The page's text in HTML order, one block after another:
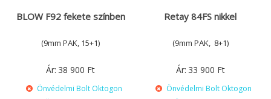
BLOW F92 fekete színben
(9mm PAK, 15+1)
Ár: 38 900 Ft
Önvédelmi Bolt Oktogon
Retay 84FS nikkel
(9mm PAK, 8+1)
Ár: 33 900 Ft
Önvédelmi Bolt Oktogon